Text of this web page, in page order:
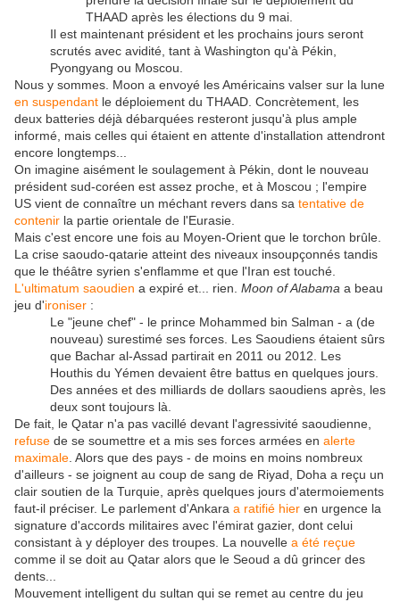
THAAD après les élections du 9 mai.
Il est maintenant président et les prochains jours seront
scrutés avec avidité, tant à Washington qu'à Pékin,
Pyongyang ou Moscou.
Nous y sommes. Moon a envoyé les Américains valser sur la lune
en suspendant le déploiement du THAAD. Concrètement, les
deux batteries déjà débarquées resteront jusqu'à plus ample
informé, mais celles qui étaient en attente d'installation attendront
encore longtemps...
On imagine aisément le soulagement à Pékin, dont le nouveau
président sud-coréen est assez proche, et à Moscou ; l'empire
US vient de connaître un méchant revers dans sa tentative de
contenir la partie orientale de l'Eurasie.
Mais c'est encore une fois au Moyen-Orient que le torchon brûle.
La crise saoudo-qatarie atteint des niveaux insoupçonnés tandis
que le théâtre syrien s'enflamme et que l'Iran est touché.
L'ultimatum saoudien a expiré et... rien. Moon of Alabama a beau
jeu d'ironiser :
Le "jeune chef" - le prince Mohammed bin Salman - a (de
nouveau) surestimé ses forces. Les Saoudiens étaient sûrs
que Bachar al-Assad partirait en 2011 ou 2012. Les
Houthis du Yémen devaient être battus en quelques jours.
Des années et des milliards de dollars saoudiens après, les
deux sont toujours là.
De fait, le Qatar n'a pas vacillé devant l'agressivité saoudienne,
refuse de se soumettre et a mis ses forces armées en alerte
maximale . Alors que des pays - de moins en moins nombreux
d'ailleurs - se joignent au coup de sang de Riyad, Doha a reçu un
clair soutien de la Turquie, après quelques jours d'atermoiements
faut-il préciser. Le parlement d'Ankara a ratifié hier en urgence la
signature d'accords militaires avec l'émirat gazier, dont celui
consistant à y déployer des troupes. La nouvelle a été reçue
comme il se doit au Qatar alors que le Seoud a dû grincer des
dents...
Mouvement intelligent du sultan qui se remet au centre du jeu